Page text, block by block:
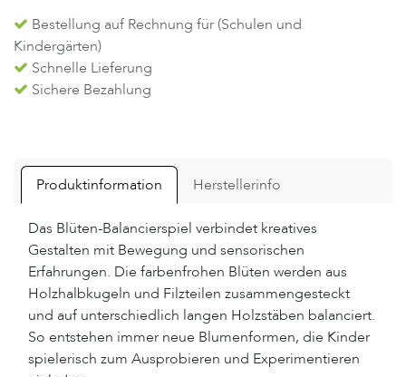
Bestellung auf Rechnung für (Schulen und
Kindergärten)
Schnelle Lieferung
Sichere Bezahlung
Produktinformation Herstellerinfo
Das Blüten-Balancierspiel verbindet kreatives
Gestalten mit Bewegung und sensorischen
Erfahrungen. Die farbenfrohen Blüten werden aus
Holzhalbkugeln und Filzteilen zusammengesteckt
und auf unterschiedlich langen Holzstäben balanciert.
So entstehen immer neue Blumenformen, die Kinder
spielerisch zum Ausprobieren und Experimentieren